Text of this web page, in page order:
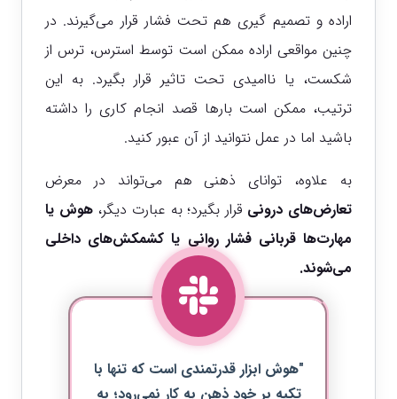
اراده و تصمیم گیری هم تحت فشار قرار می‌گیرند. در
چنین مواقعی اراده ممکن است توسط استرس، ترس از
شکست، یا ناامیدی تحت تاثیر قرار بگیرد. به این
ترتیب، ممکن است بارها قصد انجام کاری را داشته
باشید اما در عمل نتوانید از آن عبور کنید.
به علاوه، توانای ذهنی هم می‌تواند در معرض
تعارض‌های درونی قرار بگیرد؛ به عبارت دیگر،هوش یا
مهارت‌ها قربانی فشار روانی یا کشمکش‌های داخلی
می‌شوند.
"هوش ابزار قدرتمندی است که تنها با
تکیه بر خود ذهن به کار نمی‌رود؛ به